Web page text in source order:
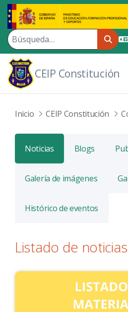
Saltar al contenido principal
CEIP Constitución
Inicio CEIP Constitución
Noticias Blogs
Galería de imágenes
Histórico de eventos
Listado de noticias